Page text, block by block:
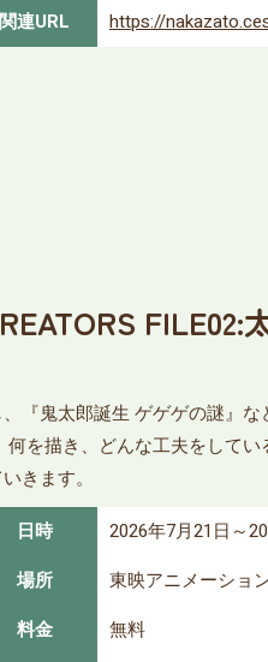
関連URL
https://
『鬼太郎誕生 ゲゲゲの謎』
を描き、どんな工夫をして
きます。
日時
2026年7月21日～
場所
東映アニメーショ
料金
無料